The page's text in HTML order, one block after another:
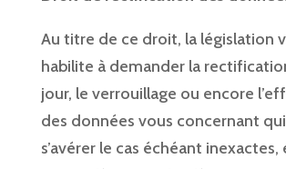
Au titre de ce droit, la législation
habilite à demander la
jour, le verrouillage ou encore
des données vous concernant
s’avérer le cas échéant inexactes,